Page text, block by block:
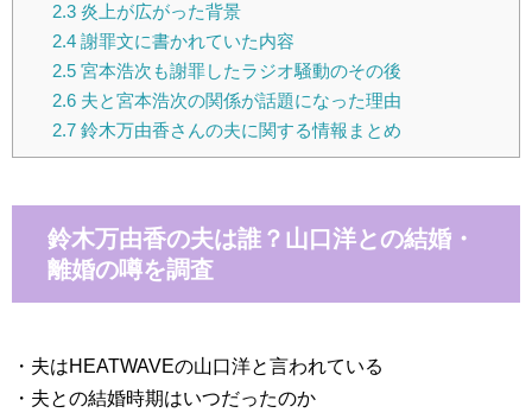
2.3炎上が広がった背景
2.4謝罪文に書かれていた内容
2.5宮本浩次も謝罪したラジオ騒動のその後
2.6夫と宮本浩次の関係が話題になった理由
2.7鈴木万由香さんの夫に関する情報まとめ
鈴木万由香の夫は誰？山口洋との結婚・
離婚の噂を調査
・夫はHEATWAVEの山口洋と言われている
・夫との結婚時期はいつだったのか